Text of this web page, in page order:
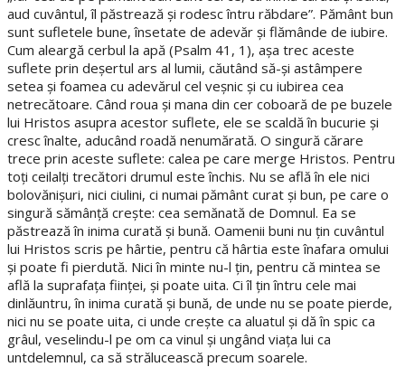
aud cuvântul, îl păstrează şi rodesc întru răbdare”. Pământ bun
sunt sufletele bune, însetate de adevăr şi flămânde de iubire.
Cum aleargă cerbul la apă (Psalm 41, 1), aşa trec aceste
suflete prin deşertul ars al lumii, căutând să-şi astâmpere
setea şi foamea cu adevărul cel veşnic şi cu iubirea cea
netrecătoare. Când roua şi mana din cer coboară de pe buzele
lui Hristos asupra acestor suflete, ele se scaldă în bucurie şi
cresc înalte, aducând roadă nenumărată. O singură cărare
trece prin aceste suflete: calea pe care merge Hristos. Pentru
toţi ceilalţi trecători drumul este închis. Nu se află în ele nici
bolovănişuri, nici ciulini, ci numai pământ curat şi bun, pe care o
singură sămânţă creşte: cea semănată de Domnul. Ea se
păstrează în inima curată şi bună. Oamenii buni nu ţin cuvântul
lui Hristos scris pe hârtie, pentru că hârtia este înafara omului
şi poate fi pierdută. Nici în minte nu-l ţin, pentru că mintea se
află la suprafaţa fiinţei, şi poate uita. Ci îl ţin întru cele mai
dinlăuntru, în inima curată şi bună, de unde nu se poate pierde,
nici nu se poate uita, ci unde creşte ca aluatul şi dă în spic ca
grâul, veselindu-l pe om ca vinul şi ungând viaţa lui ca
untdelemnul, ca să strălucească precum soarele.